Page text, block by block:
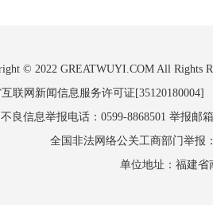
© 2022 GREATWUYI.COM All Rights
联网新闻信息服务许可证
良信息举报电话：0599-8868501 举报邮
全国非法网络公关工商部门举报
单位地址：福建省